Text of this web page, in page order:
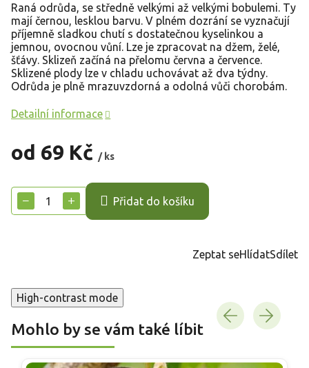
od 69 Kč / ks
cena:
+
− Přidat do košíku
Raná odrůda, se středně velkými až velkými bobulemi. Ty
mají černou, lesklou barvu. V plném dozrání se vyznačují
příjemně sladkou chutí s dostatečnou kyselinkou a
jemnou, ovocnou vůní. Lze je zpracovat na džem, želé,
šťávy. Sklizeň začíná na přelomu června a července.
Sklizené plody lze v chladu uchovávat až dva týdny.
Odrůda je plně mrazuvzdorná a odolná vůči chorobám.
Detailní informace
Zeptat seHlídatSdílet
High-contrast mode
Mohlo by se vám také líbit